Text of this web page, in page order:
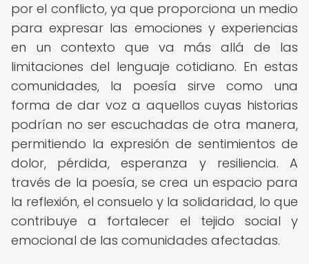
por el conflicto, ya que proporciona un medio
para expresar las emociones y experiencias
en un contexto que va más allá de las
limitaciones del lenguaje cotidiano. En estas
comunidades, la poesía sirve como una
forma de dar voz a aquellos cuyas historias
podrían no ser escuchadas de otra manera,
permitiendo la expresión de sentimientos de
dolor, pérdida, esperanza y resiliencia. A
través de la poesía, se crea un espacio para
la reflexión, el consuelo y la solidaridad, lo que
contribuye a fortalecer el tejido social y
emocional de las comunidades afectadas.